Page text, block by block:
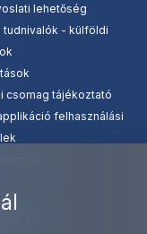
lehetőség
tudnivalók - külföldi
csomag tájékoztató
felhasználási